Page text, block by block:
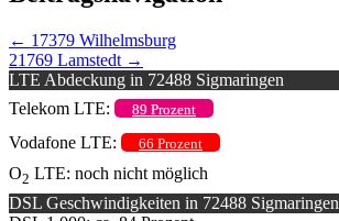
← 17379 Wilhelmsburg
21769 Lamstedt →
LTE Abdeckung in 72488 Sigmaringen
Telekom LTE:
89 Prozent
Vodafone LTE: 66 Prozent
O2 LTE: noch nicht möglich
DSL Geschwindigkeiten in 72488 Sigmaringen